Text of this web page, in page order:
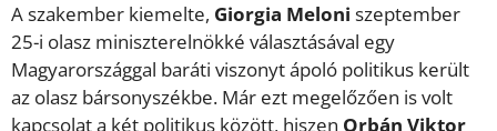
A szakember kiemelte, Giorgia Meloni szeptember
25-i olasz miniszterelnökké választásával egy
Magyarországgal baráti viszonyt ápoló politikus került
az olasz bársonyszékbe. Már ezt megelőzően is volt
kapcsolat a két politikus között, hiszen Orbán Viktor